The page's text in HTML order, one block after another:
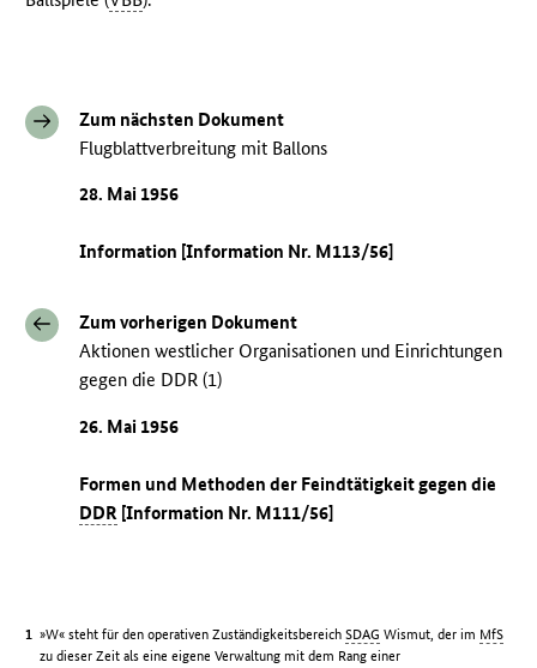
Zum nächsten Dokument
Flugblattverbreitung mit Ballons
28. Mai 1956
Information [Information Nr. M113/56]
Zum vorherigen Dokument
Aktionen westlicher Organisationen und Einrichtungen
gegen die DDR (1)
26. Mai 1956
Formen und Methoden der Feindtätigkeit gegen die
DDR [Information Nr. M111/56]
»W« steht für den operativen ZuständigkeitsbereichSDAG Wismut, der im MfS
zu dieser Zeit als eine eigene Verwaltung mit dem Rang einer